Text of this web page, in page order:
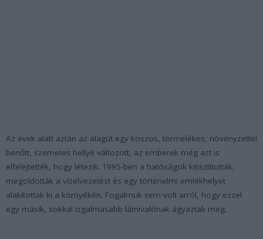
Az évek alatt aztán az alagút egy koszos, törmelékes, növényzettel
benőtt, szemetes hellyé változott, az emberek még azt is
elfelejtették, hogy létezik. 1995-ben a hatóságok kitisztították,
megoldották a vízelvezetést és egy történelmi emlékhelyet
alakítottak ki a környékén. Fogalmuk sem volt arról, hogy ezzel
egy másik, sokkal izgalmasabb látnivalónak ágyaztak meg.